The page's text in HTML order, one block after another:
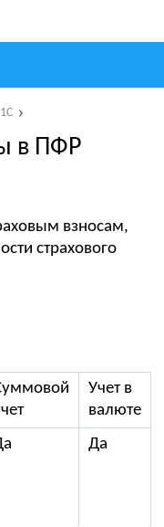
в ПФР
взносам,
страхового
Учет в
валюте
Да